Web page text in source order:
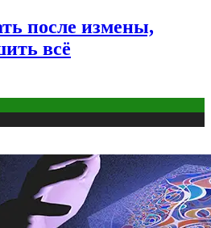
после измены,
всё